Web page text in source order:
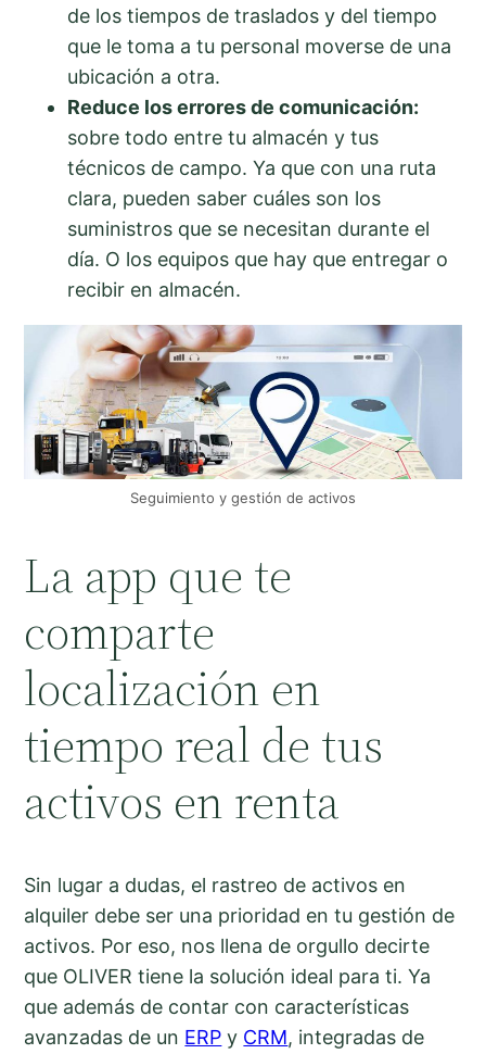
de los tiempos de traslados y del tiempo
que le toma a tu personal moverse de una
ubicación a otra.
Reduce los errores de comunicación:
sobre todo entre tu almacén y tus
técnicos de campo. Ya que con una ruta
clara, pueden saber cuáles son los
suministros que se necesitan durante el
día. O los equipos que hay que entregar o
recibir en almacén.
Seguimiento y gestión de activos
La app que te
comparte
localización en
tiempo real de tus
activos en renta
Sin lugar a dudas, el rastreo de activos en
alquiler debe ser una prioridad en tu gestión de
activos. Por eso, nos llena de orgullo decirte
que OLIVER tiene la solución ideal para ti. Ya
que además de contar con características
avanzadas de un ERP y CRM, integradas de